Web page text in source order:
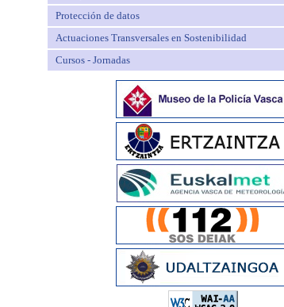
Protección de datos
Actuaciones Transversales en Sostenibilidad
Cursos - Jornadas